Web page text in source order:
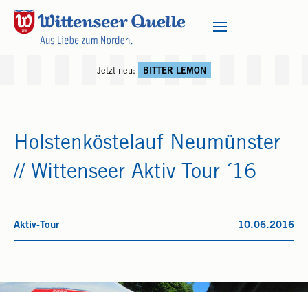
Jetzt neu: BITTER LEMON
Holstenköstelauf Neumünster
// Wittenseer Aktiv Tour ´16
Aktiv-Tour 10.06.2016